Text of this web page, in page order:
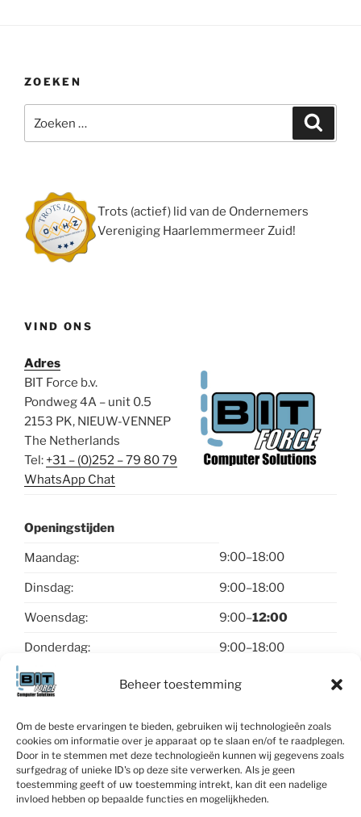
Beheer toestemming
Om de beste ervaringen te bieden, gebruiken wij technologieën zoals
cookies om informatie over je apparaat op te slaan en/of te raadplegen.
Door in te stemmen met deze technologieën kunnen wij gegevens zoals
surfgedrag of unieke ID's op deze site verwerken. Als je geen
toestemming geeft of uw toestemming intrekt, kan dit een nadelige
invloed hebben op bepaalde functies en mogelijkheden.
ZOEKEN
naar:
Trots (actief) lid van de Ondernemers
Vereniging Haarlemmermeer Zuid!
VIND ONS
Adres
BIT Force b.v.
Pondweg 4A – unit 0.5
2153 PK, NIEUW-VENNEP
The Netherlands
Tel: +31 – (0)252 – 79 80 79
WhatsApp Chat
Openingstijden
Maandag: 9:00–18:00
Dinsdag: 9:00–18:00
Woensdag: 9:00–12:00
Donderdag: 9:00–18:00
Vrijdag: 9:00–18:00
Contact